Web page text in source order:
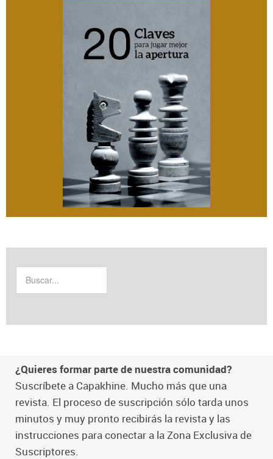
¿Quieres formar parte de nuestra comunidad?
Suscríbete a Capakhine. Mucho más que una
revista. El proceso de suscripción sólo tarda unos
minutos y muy pronto recibirás la revista y las
instrucciones para conectar a la Zona Exclusiva de
Suscriptores.